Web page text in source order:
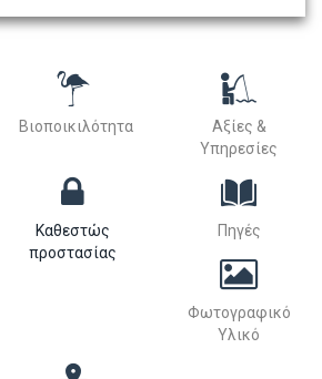
Βιοποικιλότητα
Αξίες &
Υπηρεσίες
Καθεστώς
προστασίας
Πηγές
Φωτογραφικό
Υλικό